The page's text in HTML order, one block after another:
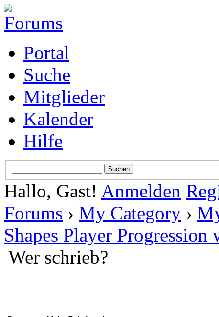
Portal
Suche
Mitglieder
Kalender
Hilfe
Hallo, Gast! Anmelden
Forums › My Category ›
Shapes Player
Wer schrieb?